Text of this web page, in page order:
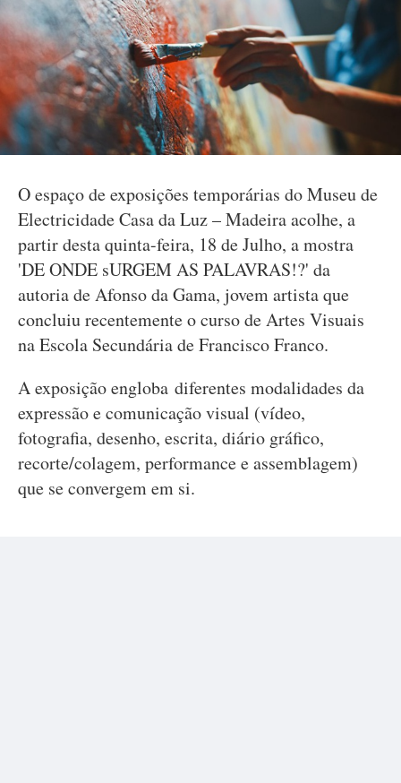
O espaço de exposições temporárias do Museu de
Electricidade Casa da Luz – Madeira acolhe, a
partir desta quinta-feira, 18 de Julho, a mostra
'DE ONDE sURGEM AS PALAVRAS!?' da
autoria de Afonso da Gama, jovem artista que
concluiu recentemente o curso de Artes Visuais
na Escola Secundária de Francisco Franco.
A exposição engloba diferentes modalidades da
expressão e comunicação visual (vídeo,
fotografia, desenho, escrita, diário gráfico,
recorte/colagem, performance e assemblagem)
que se convergem em si.